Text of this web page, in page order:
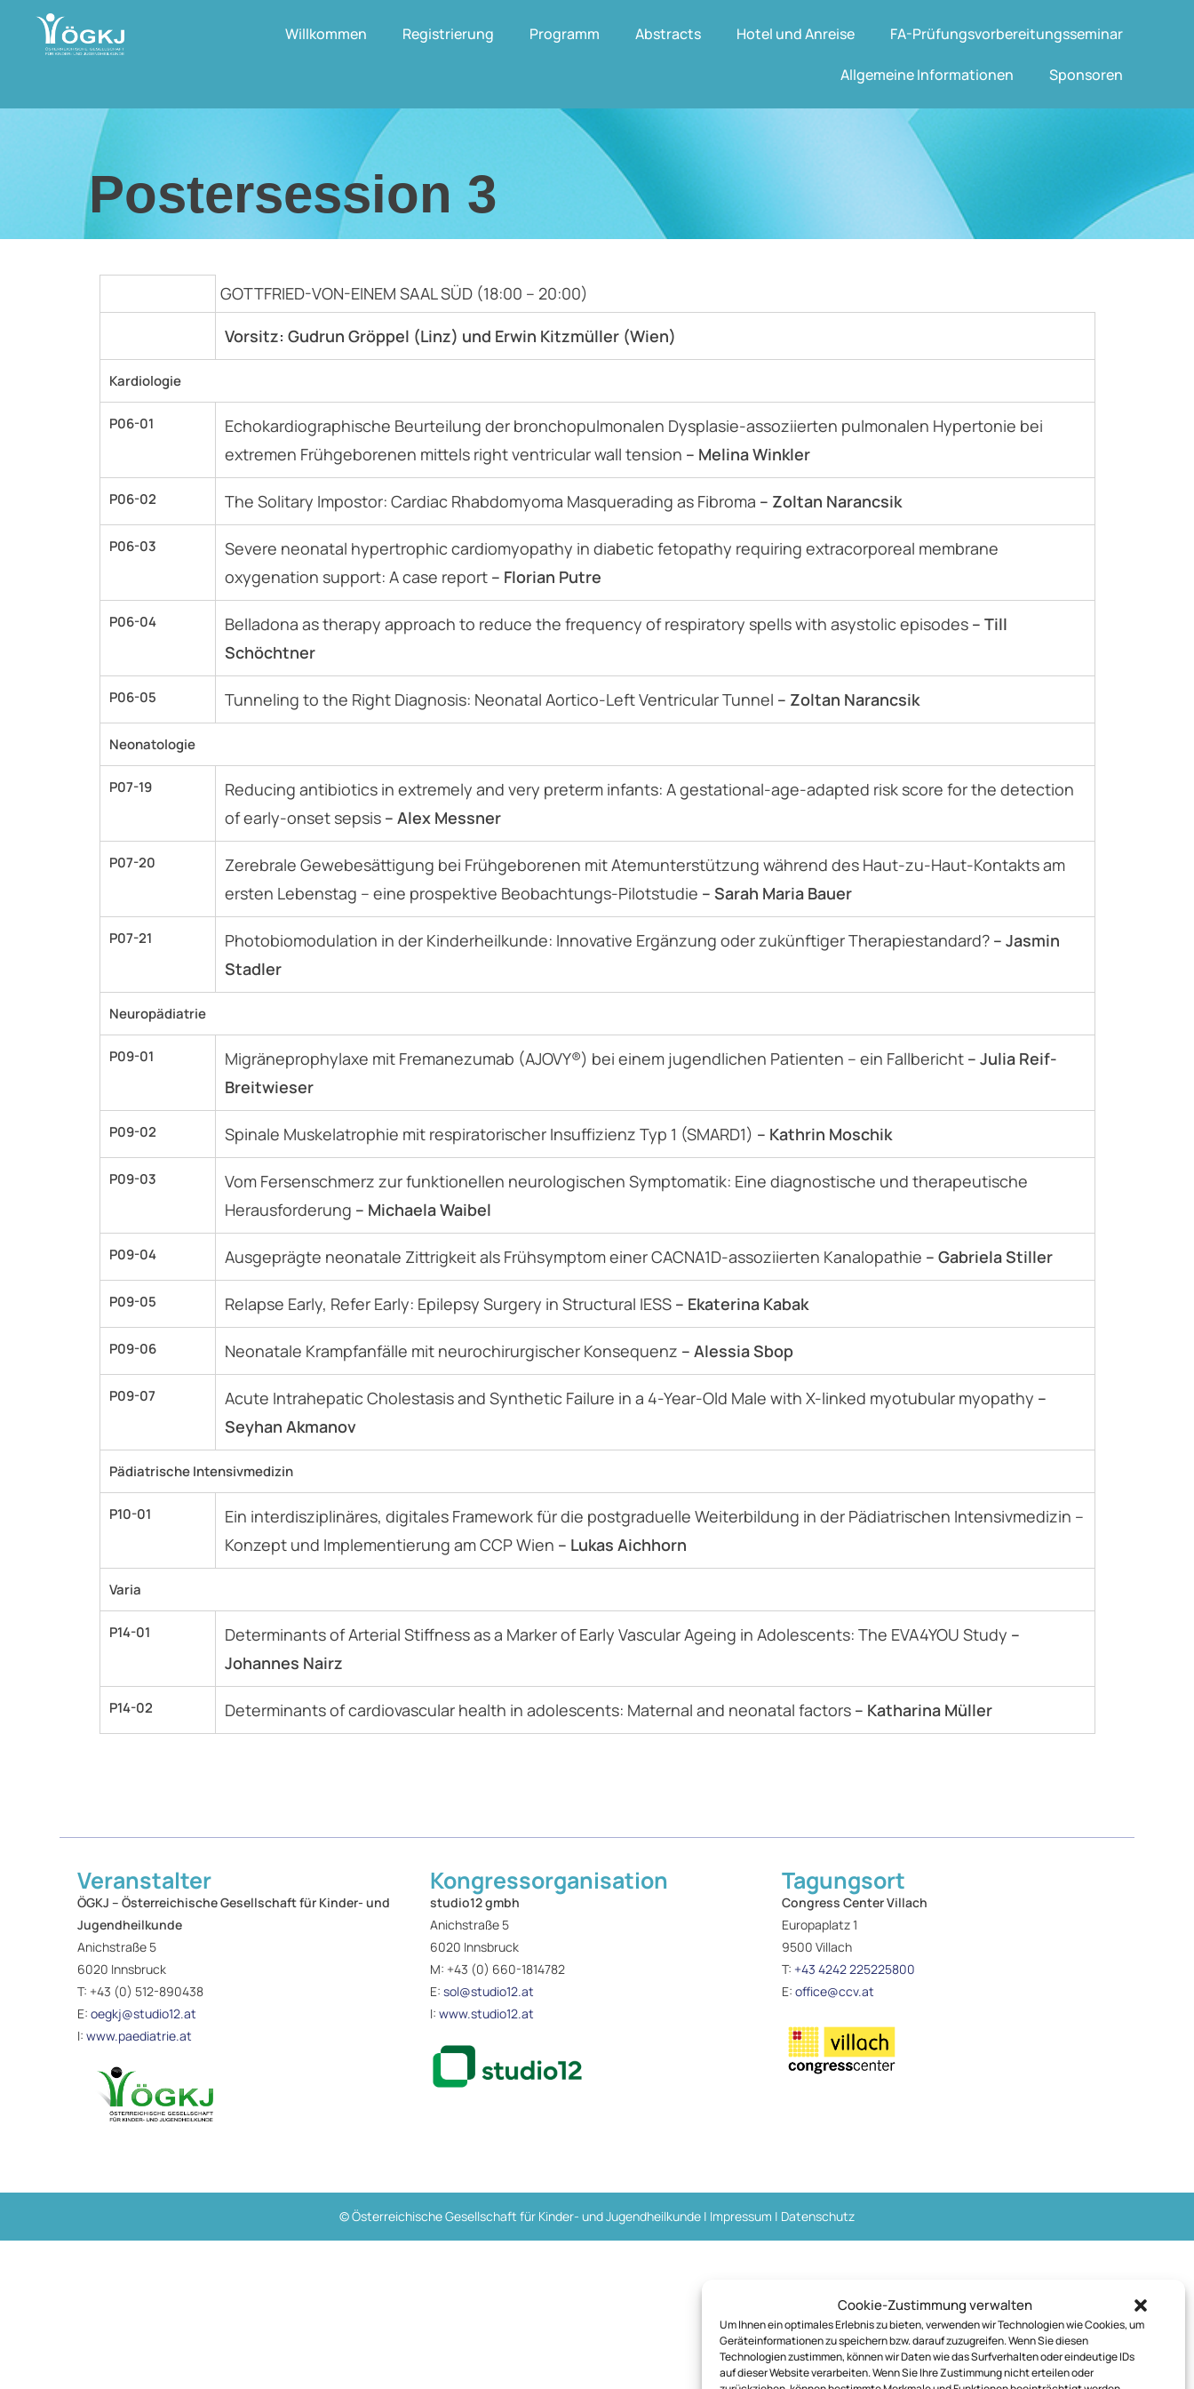
Cookie-Zustimmung verwalten
Um Ihnen ein optimales Erlebnis zu bieten, verwenden wir Technologien wie Cookies, um
Geräteinformationen zu speichern bzw. darauf zuzugreifen. Wenn Sie diesen
Technologien zustimmen, können wir Daten wie das Surfverhalten oder eindeutige IDs
auf dieser Website verarbeiten. Wenn Sie Ihre Zustimmung nicht erteilen oder
Willkommen Registrierung Programm Abstracts Hotel und Anreise FA-Prüfungsvorbereitungsseminar
Allgemeine Informationen Sponsoren
Postersession 3
GOTTFRIED-VON-EINEM SAAL SÜD (18:00 – 20:00)
Vorsitz: Gudrun Gröppel (Linz) und Erwin Kitzmüller (Wien)
Kardiologie
P06-01
Echokardiographische Beurteilung der bronchopulmonalen Dysplasie-assoziierten pulmonalen Hypertonie bei
extremen Frühgeborenen mittels right ventricular wall tension – Melina Winkler
P06-02 The Solitary Impostor: Cardiac Rhabdomyoma Masquerading as Fibroma – Zoltan Narancsik
P06-03
Severe neonatal hypertrophic cardiomyopathy in diabetic fetopathy requiring extracorporeal membrane
oxygenation support: A case report – Florian Putre
P06-04 Belladona as therapy approach to reduce the frequency of respiratory spells with asystolic episodes – Till
Schöchtner
P06-05 Tunneling to the Right Diagnosis: Neonatal Aortico-Left Ventricular Tunnel – Zoltan Narancsik
Neonatologie
P07-19
Reducing antibiotics in extremely and very preterm infants: A gestational-age-adapted risk score for the detection
of early-onset sepsis – Alex Messner
P07-20
Zerebrale Gewebesättigung bei Frühgeborenen mit Atemunterstützung während des Haut-zu-Haut-Kontakts am
ersten Lebenstag – eine prospektive Beobachtungs-Pilotstudie – Sarah Maria Bauer
P07-21 Photobiomodulation in der Kinderheilkunde: Innovative Ergänzung oder zukünftiger Therapiestandard? – Jasmin
Stadler
Neuropädiatrie
P09-01 Migräneprophylaxe mit Fremanezumab (AJOVY®) bei einem jugendlichen Patienten – ein Fallbericht – Julia Reif-
Breitwieser
P09-02 Spinale Muskelatrophie mit respiratorischer Insuffizienz Typ 1 (SMARD1) – Kathrin Moschik
P09-03
Vom Fersenschmerz zur funktionellen neurologischen Symptomatik: Eine diagnostische und therapeutische
Herausforderung – Michaela Waibel
P09-04 Ausgeprägte neonatale Zittrigkeit als Frühsymptom einer CACNA1D-assoziierten Kanalopathie – Gabriela Stiller
P09-05 Relapse Early, Refer Early: Epilepsy Surgery in Structural IESS – Ekaterina Kabak
P09-06 Neonatale Krampfanfälle mit neurochirurgischer Konsequenz – Alessia Sbop
P09-07 Acute Intrahepatic Cholestasis and Synthetic Failure in a 4-Year-Old Male with X-linked myotubular myopathy –
Seyhan Akmanov
Pädiatrische Intensivmedizin
P10-01
Ein interdisziplinäres, digitales Framework für die postgraduelle Weiterbildung in der Pädiatrischen Intensivmedizin –
Konzept und Implementierung am CCP Wien – Lukas Aichhorn
Varia
P14-01 Determinants of Arterial Stiffness as a Marker of Early Vascular Ageing in Adolescents: The EVA4YOU Study –
Johannes Nairz
P14-02 Determinants of cardiovascular health in adolescents: Maternal and neonatal factors – Katharina Müller
Veranstalter
ÖGKJ​ – Österreichische Gesellschaft für Kinder- und
Jugendheilkunde
Anichstraße 5
6020 Innsbruck
T: +43 (0) 512-890438
E: oegkj@studio12.at
I:www.paediatrie.at
Kongressorganisation
studio12 gmbh
Anichstraße 5
6020 Innsbruck
M: +43 (0) 660-1814782
E: sol@studio12.at
I: www.studio12.at
Tagungsort
Congress Center Villach
Europaplatz 1
9500 Villach
T: +43 4242 225225800
E:office@ccv.at
© Österreichische Gesellschaft für Kinder- und Jugendheilkunde | Impressum | Datenschutz